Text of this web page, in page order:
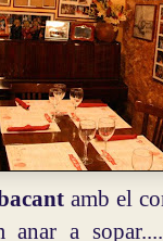
amb el
anar a